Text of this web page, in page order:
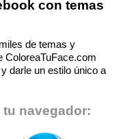
con temas
de temas y
ColoreaTuFace.com
darle un estilo único a
navegador: